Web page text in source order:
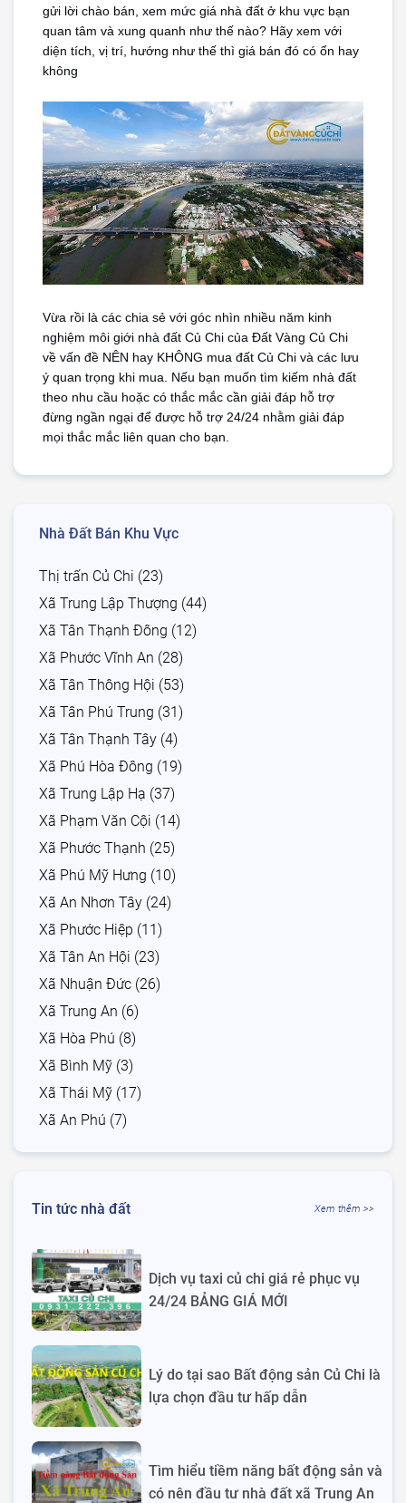
gửi lời chào bán, xem mức giá nhà đất ở khu vực bạn
quan tâm và xung quanh như thế nào? Hãy xem với
diện tích, vị trí, hướng như thế thì giá bán đó có ổn hay
không
Vừa rồi là các chia sẻ với góc nhìn nhiều năm kinh
nghiệm môi giới nhà đất Củ Chi của Đất Vàng Củ Chi
về vấn đề NÊN hay KHÔNG mua đất Củ Chi và các lưu
ý quan trọng khi mua. Nếu bạn muốn tìm kiếm nhà đất
theo nhu cầu hoặc có thắc mắc cần giải đáp hỗ trợ
đừng ngần ngại để được hỗ trợ 24/24 nhằm giải đáp
mọi thắc mắc liên quan cho bạn.
Nhà Đất Bán Khu Vực
Thị trấn Củ Chi (23)
Xã Trung Lập Thượng (44)
Xã Tân Thạnh Đông (12)
Xã Phước Vĩnh An (28)
Xã Tân Thông Hội (53)
Xã Tân Phú Trung (31)
Xã Tân Thạnh Tây (4)
Xã Phú Hòa Đông (19)
Xã Trung Lập Hạ (37)
Xã Phạm Văn Cội (14)
Xã Phước Thạnh (25)
Xã Phú Mỹ Hưng (10)
Xã An Nhơn Tây (24)
Xã Phước Hiệp (11)
Xã Tân An Hội (23)
Xã Nhuận Đức (26)
Xã Trung An (6)
Xã Hòa Phú (8)
Xã Bình Mỹ (3)
Xã Thái Mỹ (17)
Xã An Phú (7)
Tin tức nhà đất Xem thêm >>
Dịch vụ taxi củ chi giá rẻ phục vụ
24/24 BẢNG GIÁ MỚI
Lý do tại sao Bất động sản Củ Chi là
lựa chọn đầu tư hấp dẫn
Tìm hiểu tiềm năng bất động sản và
có nên đầu tư nhà đất xã Trung An